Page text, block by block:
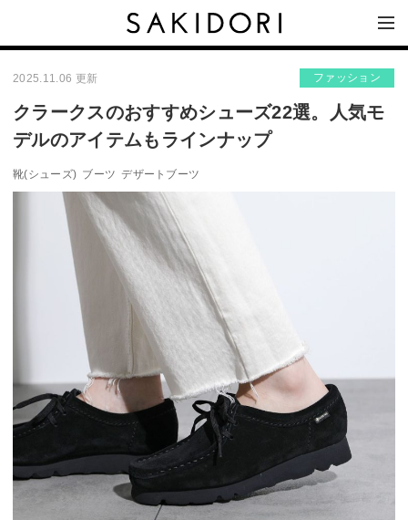
2025.11.06 更新 ファッション
クラークスのおすすめシューズ22選。人気モ
デルのアイテムもラインナップ
靴(シューズ) ブーツ デザートブーツ